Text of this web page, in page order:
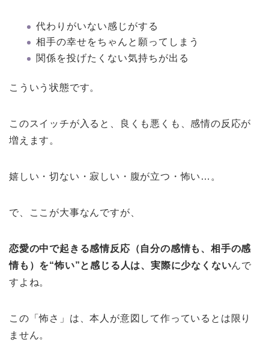
代わりがいない感じがする
相手の幸せをちゃんと願ってしまう
関係を投げたくない気持ちが出る
こういう状態です。
このスイッチが入ると、良くも悪くも、感情の反応が
増えます。
嬉しい・切ない・寂しい・腹が立つ・怖い…。
で、ここが大事なんですが、
恋愛の中で起きる感情反応（自分の感情も、相手の感
情も）を“怖い”と感じる人は、実際に少なくないんで
すよね。
この「怖さ」は、本人が意図して作っているとは限り
ません。